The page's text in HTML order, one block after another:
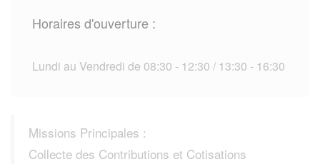
Horaires d'ouverture :
Lundi au Vendredi de 08:30 - 12:30 / 13:30 - 16:30
Missions Principales :
Collecte des Contributions et Cotisations